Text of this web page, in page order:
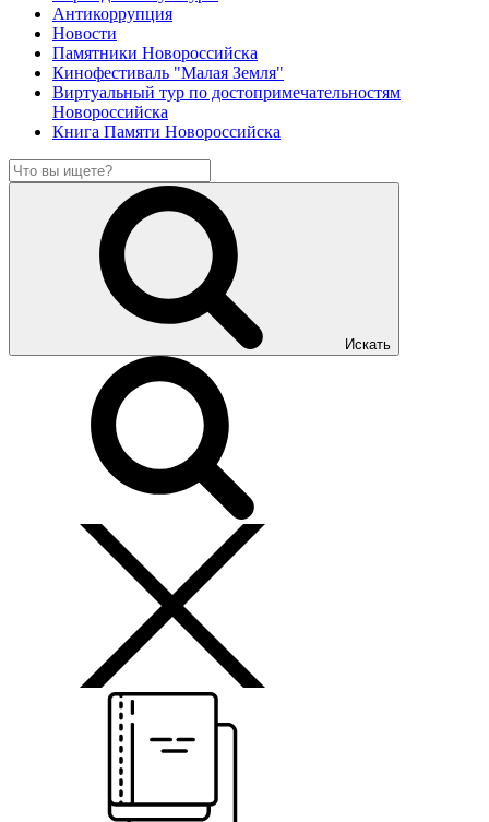
Антикоррупция
Новости
Памятники Новороссийска
Кинофестиваль "Малая Земля"
Виртуальный тур по достопримечательностям
Новороссийска
Книга Памяти Новороссийска
Искать